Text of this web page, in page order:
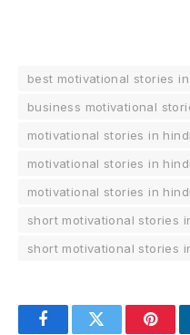
best motivational stories
business motivational
motivational stories in hindi
motivational stories in
motivational stories in
short motivational stories
short motivational stories